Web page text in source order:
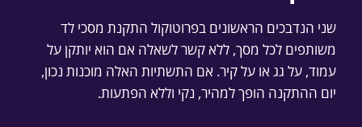
שני הנדבכים הראשונים בפרוטוקול התקנת מסכי לד
משותפים לכל מסך, ללא קשר לשאלה אם הוא יותקן על
עמוד, על גג או על קיר. אם התשתיות האלה מוכנות נכון,
יום ההתקנה הופך למהיר, נקי וללא הפתעות.